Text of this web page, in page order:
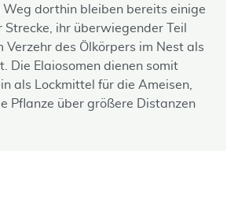
Weg dorthin bleiben bereits einige
Strecke, ihr überwiegender Teil
Verzehr des Ölkörpers im Nest als
Die Elaiosomen dienen somit
als Lockmittel für die Ameisen,
Pflanze über größere Distanzen